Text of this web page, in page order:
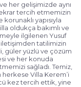
her gelişimizde aynı
tercih etmemizin
yapısıyla
oldukça bakımlı ve
ilgilenen Yusuf
tatilimizin
güler yüzlü ve çözüm
ve her konuda
sağladı. Temiz,
Villa Kerem’i
kez tercih ettik, yine